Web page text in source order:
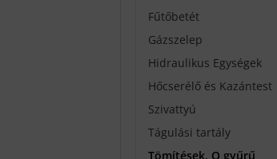
Fűtőbetét
Gázszelep
Hidraulikus Egységek
Hőcserélő és Kazántest
Szivattyú
Tágulási tartály
Tömítések, O gyűrű